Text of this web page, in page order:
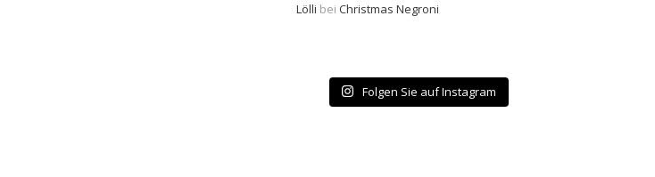
Lölli bei Christmas Negroni
Folgen Sie auf Instagram